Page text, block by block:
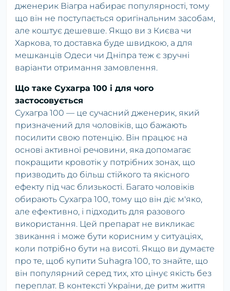
дженерик Віагра набирає популярності, тому
що він не поступається оригінальним засобам,
але коштує дешевше. Якщо ви з Києва чи
Харкова, то доставка буде швидкою, а для
мешканців Одеси чи Дніпра теж є зручні
варіанти отримання замовлення.
Що таке Сухагра 100 і для чого
застосовується
Сухагра 100 — це сучасний дженерик, який
призначений для чоловіків, що бажають
посилити свою потенцію. Він працює на
основі активної речовини, яка допомагає
покращити кровотік у потрібних зонах, що
призводить до більш стійкого та якісного
ефекту під час близькості. Багато чоловіків
обирають Сухагра 100, тому що він діє м'яко,
але ефективно, і підходить для разового
використання. Цей препарат не викликає
звикання і може бути корисним у ситуаціях,
коли потрібно бути на висоті. Якщо ви думаєте
про те, щоб купити Suhagra 100, то знайте, що
він популярний серед тих, хто цінує якість без
переплат. В контексті України, де ритм життя